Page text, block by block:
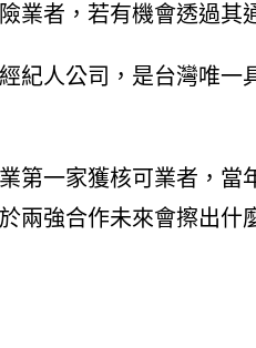
業者，若有機會透過其
紀人公司，是台灣唯
第一家獲核可業者，
兩強合作未來會擦出什